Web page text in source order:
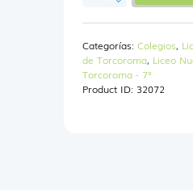
cantidad
Categorías: Colegios,
de Torcoroma, Liceo
Torcoroma - 7°
Product ID: 32072